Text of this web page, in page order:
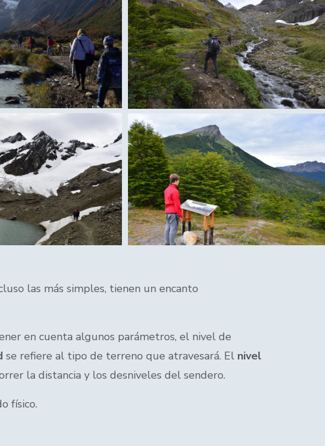
las más simples, tienen un encanto
en cuenta algunos parámetros, el nivel de
se refiere al tipo de terreno que atravesará. El nivel
la distancia y los desniveles del sendero.
físico.